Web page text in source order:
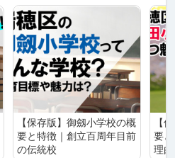
【保存版】御劔小学校の概
要と特徴｜創立百周年目前
の伝統校
【
要
理